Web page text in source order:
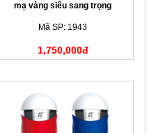
mạ vàng siêu sang trọng
Mã SP: 1943
1,750,000đ